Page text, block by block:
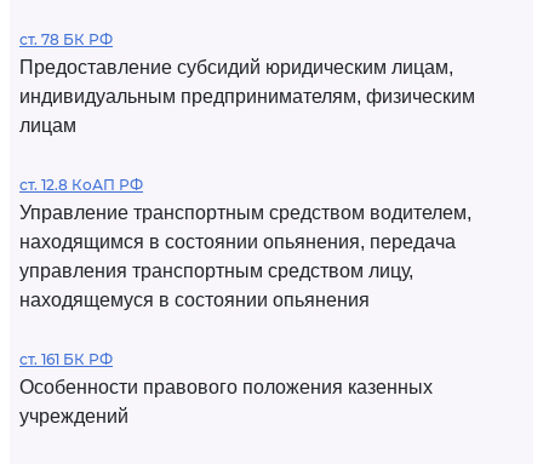
ст. 78 БК РФ
Предоставление субсидий юридическим лицам,
индивидуальным предпринимателям, физическим
лицам
ст. 12.8 КоАП РФ
Управление транспортным средством водителем,
находящимся в состоянии опьянения, передача
управления транспортным средством лицу,
находящемуся в состоянии опьянения
ст. 161 БК РФ
Особенности правового положения казенных
учреждений